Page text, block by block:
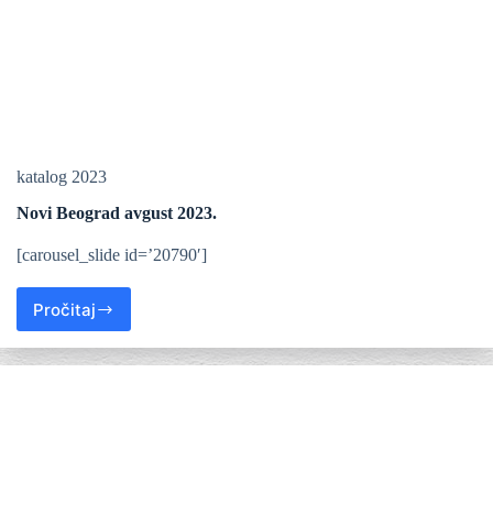
katalog 2023
Novi Beograd avgust 2023.
[carousel_slide id=’20790′]
Pročitaj